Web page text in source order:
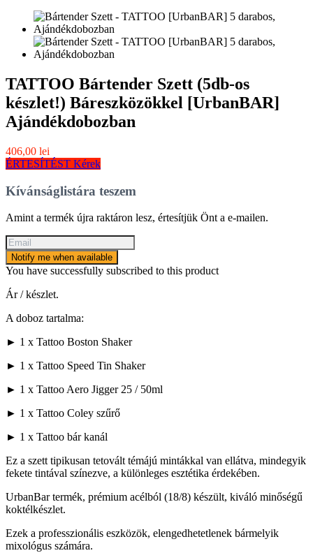
TATTOO Bártender Szett (5db-os
készlet!) Báreszközökkel [UrbanBAR]
Ajándékdobozban
406,00 lei
ÉRTESÍTÉST Kérek
Kívánságlistára teszem
Amint a termék újra raktáron lesz, értesítjük Önt a e-mailen.
Notify me when available
You have successfully subscribed to this product
Ár / készlet.
A doboz tartalma:
► 1 x Tattoo Boston Shaker
► 1 x Tattoo Speed Tin Shaker
► 1 x Tattoo Aero Jigger 25 / 50ml
► 1 x Tattoo Coley szűrő
► 1 x Tattoo bár kanál
Ez a szett tipikusan tetovált témájú mintákkal van ellátva, mindegyik
fekete tintával színezve, a különleges esztétika érdekében.
UrbanBar termék, prémium acélból (18/8) készült, kiváló minőségű
koktélkészlet.
Ezek a professzionális eszközök, elengedhetetlenek bármelyik
mixológus számára.